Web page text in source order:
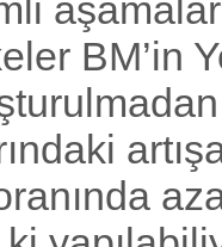
BM’in